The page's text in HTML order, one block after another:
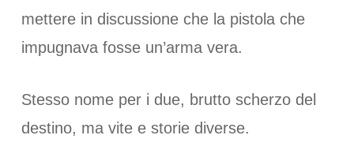
mettere in discussione che la pistola che
impugnava fosse un’arma vera.
Stesso nome per i due, brutto scherzo del
destino, ma vite e storie diverse.